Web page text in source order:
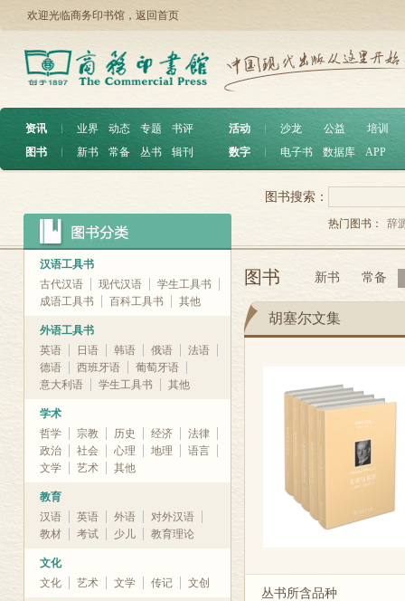
欢迎光临商务印书馆， 返回首页
资讯 ︱ 业界 动态 专题
书评
图书
︱ 新书 常备 丛书 辑刊
活动 沙龙 公益
培训
数字
电子书 数据库 APP
汉语工具书
古代汉语
现代汉语
学生工具书
成语工具书
百科工具书 其他
外语工具书
英语
日语 韩语 俄语
法语
德语
西班牙语
葡萄牙语
意大利语
学生工具书 其他
学术
哲学
宗教 历史 经济
法律
政治
社会 心理 地理
语言
文学
艺术 其他
教育
汉语
英语 外语
对外汉语
教材
考试 少儿 教育理论
文化
文化
艺术 文学 传记 文创
图书搜索：
热门图书： 辞
图书 新书 常备
胡塞尔文集
丛书所含品种